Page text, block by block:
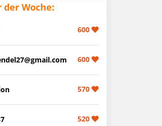
der Woche:
600
600
570
520